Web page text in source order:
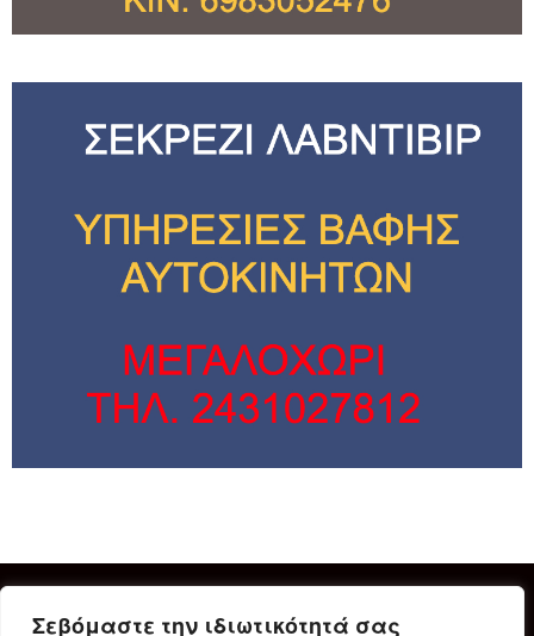
Σεβόμαστε την ιδιωτικότητά σας